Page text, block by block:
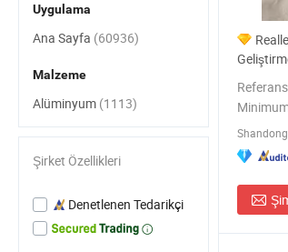
Salonu
Uygulama
Ana Sayfa (60936)
Malzeme
Alüminyum (1113)
Şirket Özellikleri
Denetlenen Tedarikçi